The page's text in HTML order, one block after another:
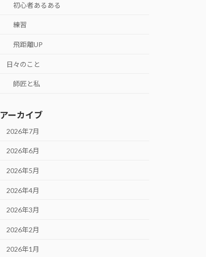
初心者あるある
練習
飛距離UP
日々のこと
師匠と私
アーカイブ
2026年7月
2026年6月
2026年5月
2026年4月
2026年3月
2026年2月
2026年1月